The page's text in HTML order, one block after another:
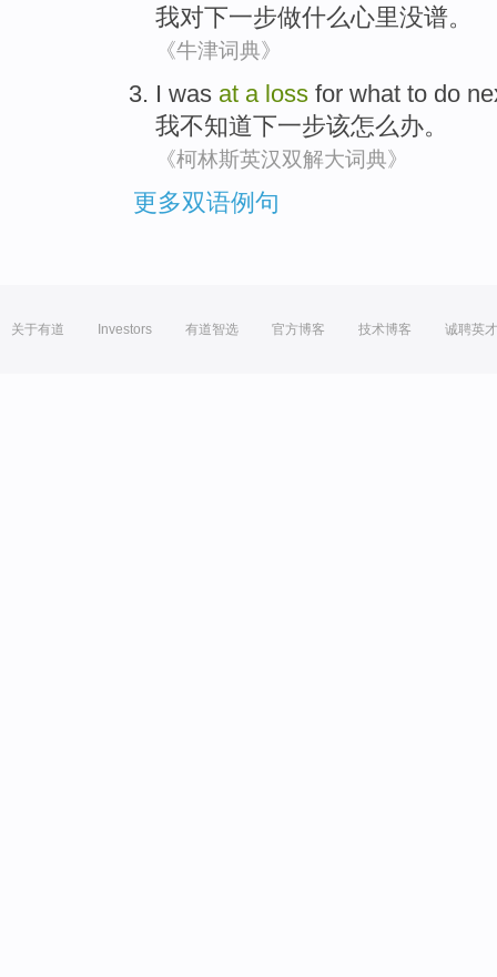
我对下一步做什么心里没谱。
《牛津词典》
I was at a loss for what to do
我不知道下一步该怎么办。
《柯林斯英汉双解大词典》
更多双语例句
关于有道 Investors 有道智选 官方博客 技术博客 诚聘英才